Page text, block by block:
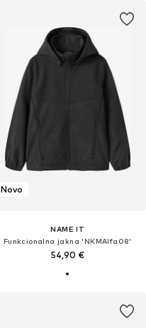
Novo
NAME IT
Funkcionalna jakna 'NKMAlfa08'
54,90 €